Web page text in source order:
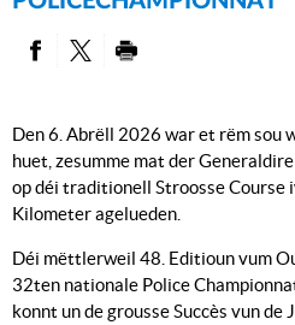
Den 6. Abrëll 2026 war et rëm sou
huet, zesumme mat der
op déi traditionell Stroosse Course
Kilometer agelueden.
Déi mëttlerweil 48. Editioun vum
32ten nationale Police
konnt un de grousse Succès vun de